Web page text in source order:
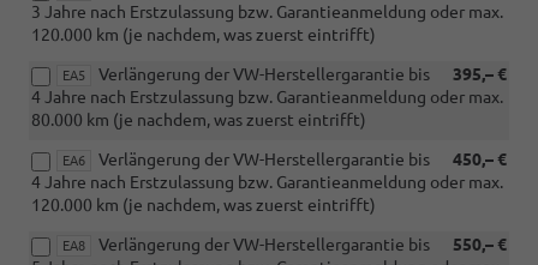
3 Jahre nach Erstzulassung bzw. Garantieanmeldung oder max.
120.000 km (je nachdem, was zuerst eintrifft)
EA5 395,– €
Verlängerung der VW-Herstellergarantie bis
4 Jahre nach Erstzulassung bzw. Garantieanmeldung oder max.
80.000 km (je nachdem, was zuerst eintrifft)
EA6 450,– €
Verlängerung der VW-Herstellergarantie bis
4 Jahre nach Erstzulassung bzw. Garantieanmeldung oder max.
120.000 km (je nachdem, was zuerst eintrifft)
EA8 550,– €
Verlängerung der VW-Herstellergarantie bis